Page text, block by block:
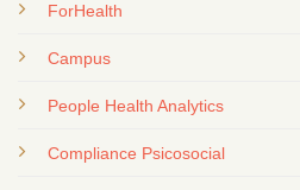
ForHealth
Campus
People Health Analytics
Compliance Psicosocial